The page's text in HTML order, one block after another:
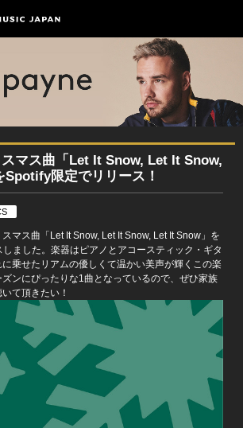
マス曲「Let It Snow, Let It Snow,
限定でリリース！
マス曲「Let It Snow, Let It Snow, Let It Snow」を
ました。楽器はピアノとアコースティック・ギタ
乗せたリアムの優しくて温かい美声が輝くこの楽
ンにぴったりな1曲となっているので、ぜひ家族
て頂きたい！